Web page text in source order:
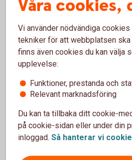
Villkor Trygga
Anmäl
Våra cookies,
Vi använder nödvändiga
tekniker för att webbplatsen
finns även cookies du kan välja
upplevelse:
Funktioner, prestanda och
Relevant marknadsföring
Du kan ta tillbaka ditt cookie-
på cookie-sidan eller under din
inloggad. Så hanterar vi